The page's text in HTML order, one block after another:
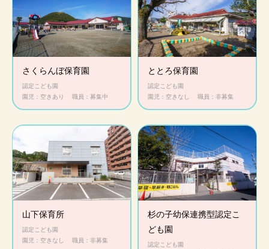
さくらんぼ保育園
認定こども園
園児：空きあり
職員：募集中
ととろ保育園
認定こども園
園児：空きなし
職員：非募集
山下保育所
認定こども園
園児：空きなし
職員：非募集
杉の子幼保連携型認定こ
ども園
認定こども園